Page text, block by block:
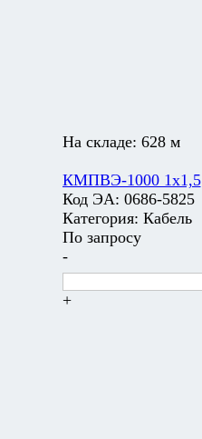
На складе: 628 м
КМПВЭ-1000 1х1,5
Код ЭА: 0686-5825
Категория: Кабель
По запросу
-
+